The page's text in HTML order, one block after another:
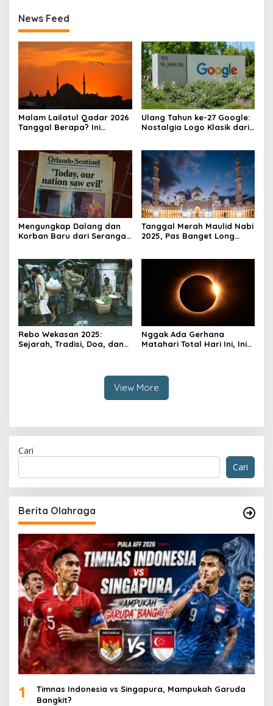
News Feed
Malam Lailatul Qadar 2026
Tanggal Berapa? Ini
Ulang Tahun ke-27 Google:
Nostalgia Logo Klasik dari
Mengungkap Dalang dan
Korban Baru dari Serangan
Tanggal Merah Maulid Nabi
2025, Pas Banget Long
Rebo Wekasan 2025:
Sejarah, Tradisi, Doa, dan
Nggak Ada Gerhana
Matahari Total Hari Ini, Ini
View More
Cari
Cari
Berita Olahraga
1
Timnas Indonesia vs Singapura, Mampukah Garuda
Bangkit?